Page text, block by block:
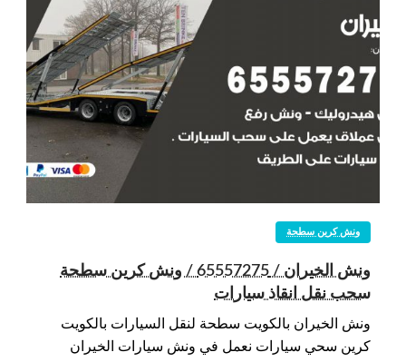
ونش كرين سطحة
ونش الخيران / 65557275 / ونش كرين سطحة
سحب نقل انقاذ سيارات
ونش الخيران بالكويت سطحة لنقل السيارات بالكويت
كرين سحي سيارات نعمل في ونش سيارات الخيران